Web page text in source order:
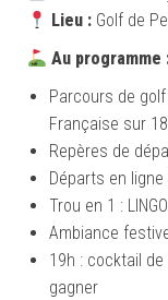
Lieu : Golf de
Au programme
Parcours de
Française sur
Repères de
Départs en
Trou en 1 :
Ambiance
19h : cocktail
gagner